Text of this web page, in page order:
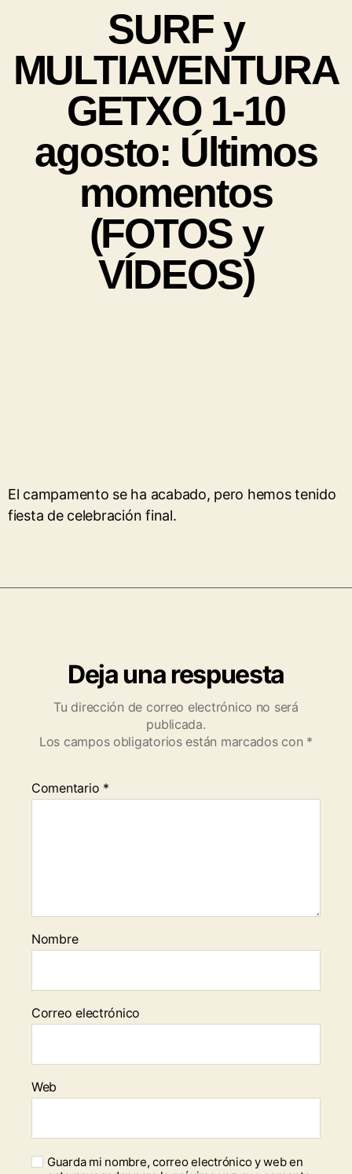
SURF y
MULTIAVENTURA
GETXO 1-10
agosto: Últimos
momentos
(FOTOS y
VÍDEOS)
El campamento se ha acabado, pero hemos tenido
fiesta de celebración final.
Deja una respuesta
Tu dirección de correo electrónico no será
publicada.
Los campos obligatorios están marcados con *
Comentario *
Nombre
Correo electrónico
Web
Guarda mi nombre, correo electrónico y web en